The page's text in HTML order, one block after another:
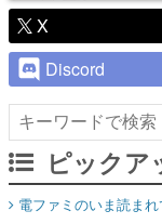
X
Discord
ピックア
電ファミのいま読ま